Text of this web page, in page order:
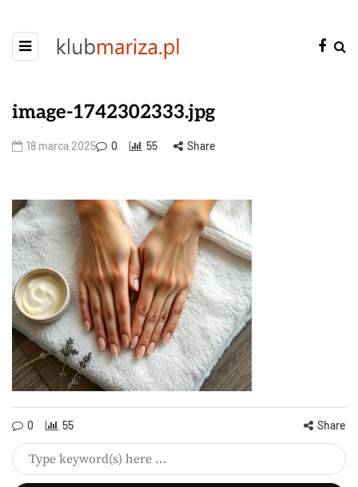
image-1742302333.jpg
18 marca 2025 0 55 Share
0 55 Share